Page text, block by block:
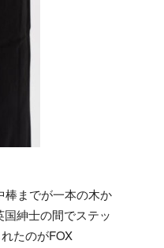
棒までが一本の木か
紳士の間でステッ
たのがFOX